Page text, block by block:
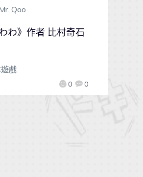
Qoo
0 0
わ》作者 比村奇石
戲